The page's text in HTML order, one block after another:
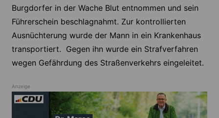
Burgdorfer in der Wache Blut entnommen und sein
Führerschein beschlagnahmt. Zur kontrollierten
Ausnüchterung wurde der Mann in ein Krankenhaus
transportiert. Gegen ihn wurde ein Strafverfahren
wegen Gefährdung des Straßenverkehrs eingeleitet.
Anzeige